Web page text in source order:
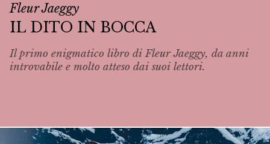
Fleur Jaeggy
IL DITO IN BOCCA
Il primo enigmatico libro di Fleur Jaeggy, da anni
introvabile e molto atteso dai suoi lettori.